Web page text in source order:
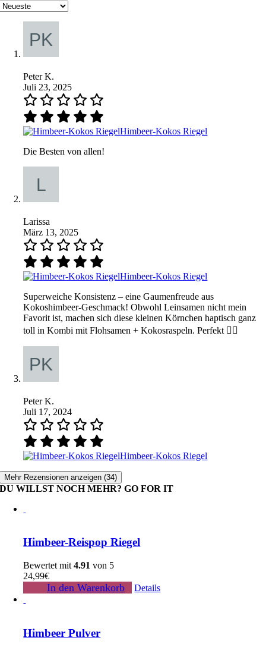
Peter K.
Juli 23, 2025
Himbeer-Kokos Riegel
Die Besten von allen!
Larissa
März 13, 2025
Himbeer-Kokos Riegel
Superweiche Konsistenz – eine Gaumenfreude aus
Kokoshimbeer-Geschmack! Obwohl Leinsamen nicht mein
Favorit ist, machen sich diese kleinen Körnchen haptisch ganz
toll in Kombi mit Flohsamen + Kokosraspeln. Perfekt 👍🏽
Peter K.
Juli 17, 2024
Himbeer-Kokos Riegel
Mehr Rezensionen anzeigen (34)
DU WILLST NOCH MEHR? GO FOR IT
Himbeer-Reispop Riegel
Bewertet mit4.91 von 5
24,99€
In den Warenkorb Details
Himbeer Pulver